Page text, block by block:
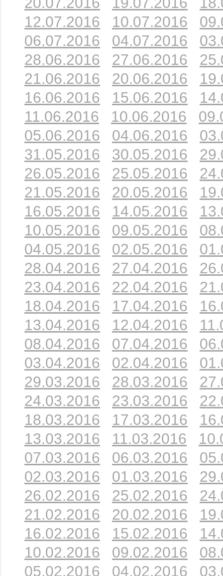
12.07.2016
10.07.2016
06.07.2016
04.07.2016
28.06.2016
27.06.2016
21.06.2016
20.06.2016
16.06.2016
15.06.2016
11.06.2016
10.06.2016
05.06.2016
04.06.2016
31.05.2016
30.05.2016
26.05.2016
25.05.2016
21.05.2016
20.05.2016
16.05.2016
14.05.2016
10.05.2016
09.05.2016
04.05.2016
02.05.2016
28.04.2016
27.04.2016
23.04.2016
22.04.2016
18.04.2016
17.04.2016
13.04.2016
12.04.2016
08.04.2016
07.04.2016
03.04.2016
02.04.2016
29.03.2016
28.03.2016
24.03.2016
23.03.2016
18.03.2016
17.03.2016
13.03.2016
11.03.2016
07.03.2016
06.03.2016
02.03.2016
01.03.2016
26.02.2016
25.02.2016
21.02.2016
20.02.2016
16.02.2016
15.02.2016
10.02.2016
09.02.2016
05.02.2016
04.02.2016